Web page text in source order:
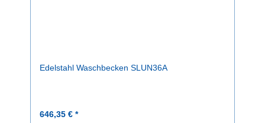
Edelstahl Waschbecken SLUN36A
646,35 € *